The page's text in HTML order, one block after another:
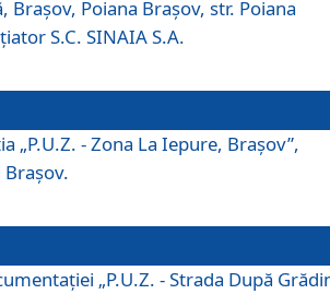
Braşov, Poiana Braşov, str. Poiana
S.C. SINAIA S.A.
„P.U.Z. - Zona La Iepure, Braşov”,
„P.U.Z. - Strada După